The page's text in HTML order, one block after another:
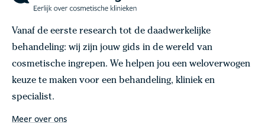
Vanaf de eerste research tot de daadwerkelijke
behandeling: wij zijn jouw gids in de wereld van
cosmetische ingrepen. We helpen jou een weloverwogen
keuze te maken voor een behandeling, kliniek en
specialist.
Meer over ons